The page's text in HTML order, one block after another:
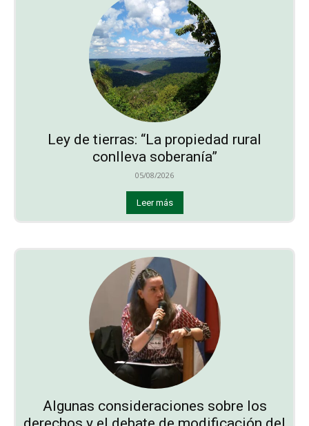
Ley de tierras: “La propiedad rural
conlleva soberanía”
05/08/2026
Leer más
Algunas consideraciones sobre los